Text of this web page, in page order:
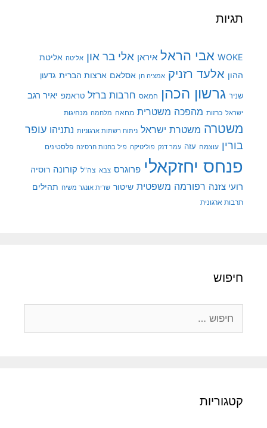
תגיות
WOKE אבי הראל איראן אלי בר און אליטה אליטת
ההון אלעד רזניק אמציה חן אסלאם ארצות הברית גדעון
שניר גרשון הכהן חמאס חרבות ברזל טראמפ יאיר רגב
ישראל כרזות מהפכה משטרית מחאה מלחמה מנהיגות
משטרה משטרת ישראל ניתוח רשתות ארגוניות נתניהו עופר
בורין עוצמה עזה עמר דנק פוליטיקה פיל בחנות חרסינה פלסטינים
פנחס יחזקאלי פרוגרס צבא צה"ל קורונה רוסיה
רועי צזנה רפורמה משפטית שיטור שרית אונגר משיח תהילים
תרבות ארגונית
חיפוש
קטגוריות